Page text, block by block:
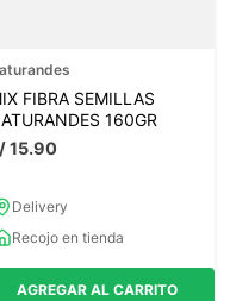
FIBRA SEMILLAS
160GR
15.90
Delivery
Recojo en tienda
AGREGAR AL CARRITO